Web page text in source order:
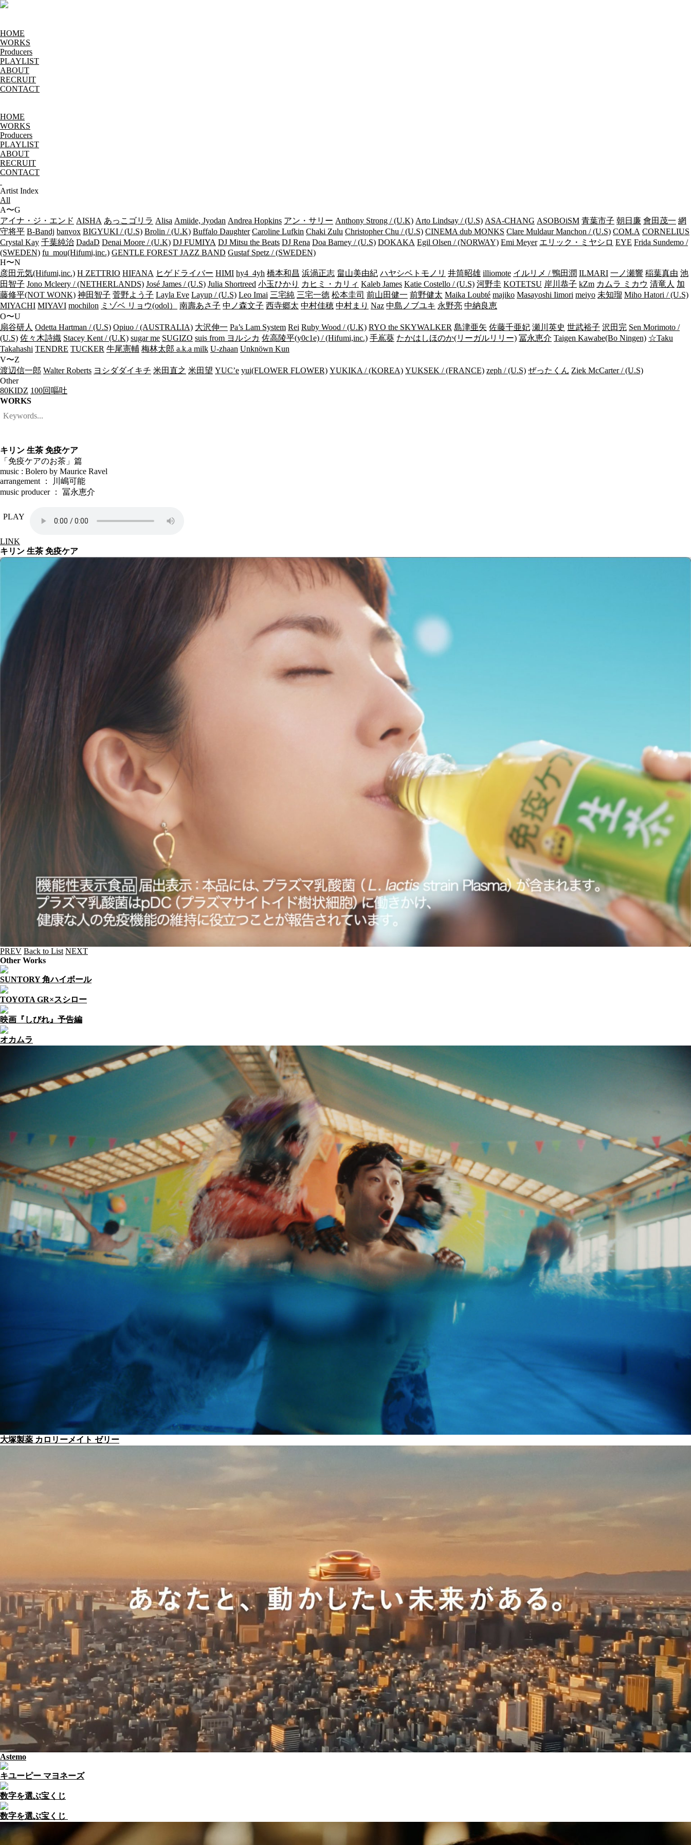
HOME
WORKS
Producers
PLAYLIST
ABOUT
RECRUIT
CONTACT
HOME
WORKS
Producers
PLAYLIST
ABOUT
RECRUIT
CONTACT
Artist Index
All
A〜G
アイナ・ジ・エンド AISHA あっこゴリラ Alisa Amiide, Jyodan Andrea Hopkins アン・サリー Anthony Strong / (U.K) Arto Lindsay / (U.S) ASA-CHANG ASOBOiSM 青葉市子 朝日廉 會田茂一 網
守将平 B-Bandj banvox BIGYUKI / (U.S) Brolin / (U.K) Buffalo Daughter Caroline Lufkin Chaki Zulu Christopher Chu / (U.S) CINEMA dub MONKS Clare Muldaur Manchon / (U.S) COM.A CORNELIUS
Crystal Kay 千葉純治 DadaD Denai Moore / (U.K) DJ FUMIYA DJ Mitsu the Beats DJ Rena Doa Barney / (U.S) DOKAKA Egil Olsen / (NORWAY) Emi Meyer エリック・ミヤシロ EYE Frida Sundemo /
(SWEDEN) fu_mou(Hifumi,inc.) GENTLE FOREST JAZZ BAND Gustaf Spetz / (SWEDEN)
H〜N
彦田元気(Hifumi,inc.) H ZETTRIO HIFANA ヒゲドライバー HIMI hy4_4yh 橋本和昌 浜渦正志 畠山美由紀 ハヤシベトモノリ 井筒昭雄 illiomote イルリメ / 鴨田潤 ILMARI 一ノ瀬響 稲葉真由 池
田智子 Jono Mcleery / (NETHERLANDS) José James / (U.S) Julia Shortreed 小玉ひかり カヒミ・カリィ Kaleb James Katie Costello / (U.S) 河野圭 KOTETSU 岸川恭子 kZm カムラ ミカウ 清竜人 加
藤修平(NOT WONK) 神田智子 菅野よう子 Layla Eve Layup / (U.S) Leo Imai 三宅純 三宅一徳 松本圭司 前山田健一 前野健太 Maika Loubté majiko Masayoshi Iimori meiyo 未知瑠 Miho Hatori / (U.S)
MIYACHI MIYAVI mochilon ミゾベ リョウ(odol） 南壽あさ子 中ノ森文子 西寺郷太 中村佳穂 中村まり Naz 中島ノブユキ 永野亮 中納良恵
O〜U
扇谷研人 Odetta Hartman / (U.S) Opiuo / (AUSTRALIA) 大沢伸一 Pa’s Lam System Rei Ruby Wood / (U.K) RYO the SKYWALKER 島津亜矢 佐藤千亜妃 瀬川英史 世武裕子 沢田完 Sen Morimoto /
(U.S) 佐々木詩織 Stacey Kent / (U.K) sugar me SUGIZO suis from ヨルシカ 佐高陵平(y0c1e) / (Hifumi,inc.) 手嶌葵 たかはしほのか(リーガルリリー) 冨永恵介 Taigen Kawabe(Bo Ningen) ☆Taku
Takahashi TENDRE TUCKER 牛尾憲輔 梅林太郎 a.k.a milk U-zhaan Unknöwn Kun
V〜Z
渡辺信一郎 Walter Roberts ヨシダダイキチ 米田直之 米田望 YUC’e yui(FLOWER FLOWER) YUKIKA / (KOREA) YUKSEK / (FRANCE) zeph / (U.S) ぜったくん Ziek McCarter / (U.S)
Other
80KIDZ 100回嘔吐
WORKS
キリン 生茶 免疫ケア
「免疫ケアのお茶」篇
music : Bolero by Maurice Ravel
arrangement ： 川嶋可能
music producer ： 冨永恵介
PLAY
LINK
キリン 生茶 免疫ケア
PREV Back to List NEXT
Other Works
SUNTORY 角ハイボール
TOYOTA GR×スシロー
映画『しびれ』予告編
オカムラ
大塚製薬 カロリーメイト ゼリー
Astemo
キユーピー マヨネーズ
数字を選ぶ宝くじ
数字を選ぶ宝くじ